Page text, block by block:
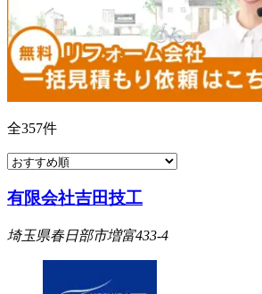
全357件
有限会社吉田技工
埼玉県春日部市増富433-4